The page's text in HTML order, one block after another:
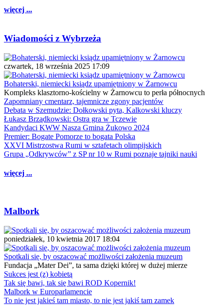
więcej ...
Wiadomości z Wybrzeża
czwartek, 18 września 2025 17:09
Bohaterski, niemiecki ksiądz upamiętniony w Żarnowcu
Kompleks klasztorno-kościelny w Żarnowcu to perła północnych
Zapomniany cmentarz, tajemnicze zgony pacjentów
Debata w Szemudzie: Dołkowski pyta, Kalkowski kluczy
Łukasz Brządkowski: Ostra gra w Tczewie
Kandydaci KWW Nasza Gmina Żukowo 2024
Premier: Bogate Pomorze to bogata Polska
XXVI Mistrzostwa Rumi w sztafetach olimpijskich
Grupa „Odkrywców” z SP nr 10 w Rumi poznaje tajniki nauki
więcej ...
Malbork
poniedziałek, 10 kwietnia 2017 18:04
Spotkali się, by oszacować możliwości założenia muzeum
Fundacja „Mater Dei”, ta sama dzięki której w dużej mierze
Sukces jest (z) kobietą
Tak się bawi, tak się bawi ROD Kopernik!
Malbork w Europarlamencie
To nie jest jakieś tam miasto, to nie jest jakiś tam zamek